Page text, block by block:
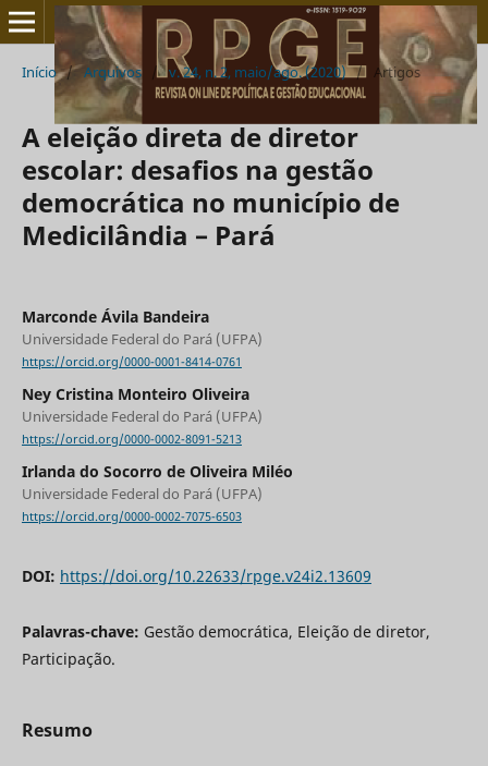
Início / Arquivos / v. 24, n. 2, maio/ago. (2020) / Artigos
A eleição direta de diretor
escolar: desafios na gestão
democrática no município de
Medicilândia – Pará
Marconde Ávila Bandeira
Universidade Federal do Pará (UFPA)
https://orcid.org/0000-0001-8414-0761
Ney Cristina Monteiro Oliveira
Universidade Federal do Pará (UFPA)
https://orcid.org/0000-0002-8091-5213
Irlanda do Socorro de Oliveira Miléo
Universidade Federal do Pará (UFPA)
https://orcid.org/0000-0002-7075-6503
DOI: https://doi.org/10.22633/rpge.v24i2.13609
Palavras-chave: Gestão democrática, Eleição de diretor,
Participação.
Resumo